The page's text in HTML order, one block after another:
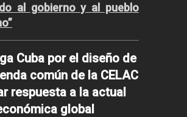
al gobierno y al pueblo
Cuba por el diseño de
común de la CELAC
respuesta a la actual
global